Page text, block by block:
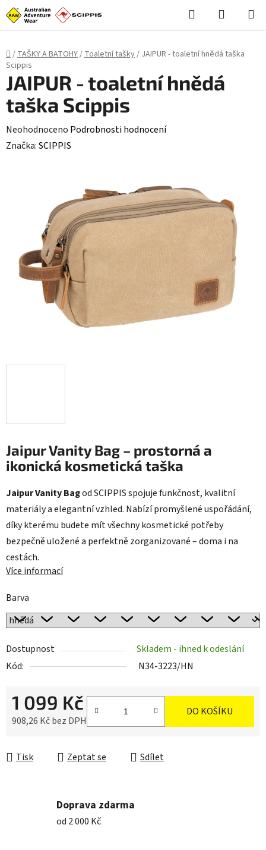
Stačí **styl (CSS)**, skript není potřeba: ```html
Přejít
na
Hledat
KOŠÍK
Domů
/TAŠKY A BATOHY/Toaletní tašky/ JAIPUR - toaletní hnědá taška
Scippis
Jaipur Vanity Bag – prostorná a
ikonická kosmetická taška
Jaipur Vanity BagodSCIPPISspojuje funkčnost, kvalitní
materiály a elegantní vzhled. Nabízí promyšlené uspořádání,
díky kterému budete mít všechny kosmetické potřeby
bezpečně uložené a perfektně zorganizované – doma i na
cestách.
Více informací
Barva
Dostupnost
Skladem - ihned k odeslání
Kód:
N34-3223/HN
1 099 Kč
908,26 Kč bez DPH
DO KOŠÍKU
Tisk Zeptat se Sdílet
JAIPUR - toaletní hnědá
taška Scippis
Průměrné
hodnocení
hvězdiček.
Neohodnoceno Podrobnosti hodnocení
Značka:SCIPPIS
Doprava zdarma
od 2 000 Kč